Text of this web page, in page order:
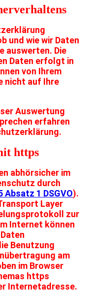
und wie wir Daten
auswerten. Die
Daten erfolgt in
von Ihrem
nicht auf Ihre
Auswertung
erfahren
https
abhörsicher im
durch
Absatz 1 DSGVO).
Layer
zur
Internet können
Benutzung
am
im Browser
https
Internetadresse.